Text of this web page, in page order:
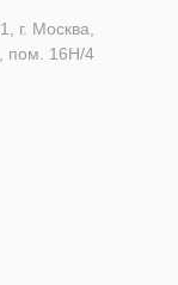
г. Москва,
пом. 16Н/4